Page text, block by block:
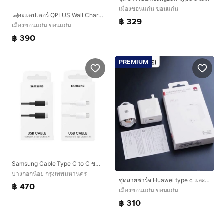
￼อะแดปเตอร์ QPLUS Wall Charger 1 USB-C 20W พร้อมสายชาร์จ USB-C to Lightning 1 เมตร by Banana IT
เมืองขอนแก่น ขอนแก่น
฿ 390
เมืองขอนแก่น ขอนแก่น
฿ 329
Samsung Cable Type C to C ของแท้ สินค้าใหม่ มือ 1
บางกอกน้อย กรุงเทพมหานคร
฿ 470
PREMIUM
ชุดสายชาร์จ Huawei type c และ อแดปเตอร์ 66 วัตต์
เมืองขอนแก่น ขอนแก่น
฿ 310